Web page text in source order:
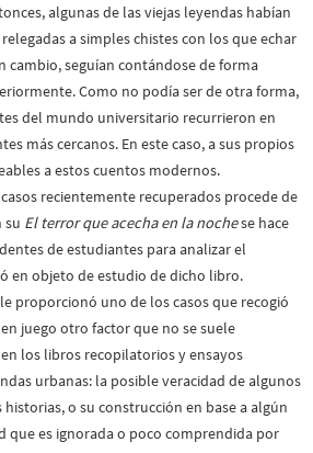
algunas de las viejas leyendas habían
a simples chistes con los que echar
cambio, seguían contándose de forma
Como no podía ser de otra forma,
del mundo universitario recurrieron en
más cercanos. En este caso, a sus propios
a estos cuentos modernos.
recientemente recuperados procede de
su El terror que acecha en la nochese hace
de estudiantes para analizar el
en objeto de estudio de dicho libro.
proporcionó uno de los casos que recogió
juego otro factor que no se suele
los libros recopilatorios y ensayos
urbanas: la posible veracidad de algunos
o su construcción en base a algún
que es ignorada o poco comprendida por